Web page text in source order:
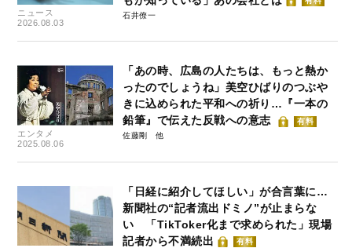
ニュース
2026.08.03
石井僚一
エンタメ
2025.08.06
「あの時、広島の人たちは、もっと熱か
ったのでしょうね」美空ひばりのつぶや
きに込められた平和への祈り…『一本の
鉛筆』で伝えた反戦への意志
有料
佐藤剛
「日経に紹介してほしい」が合言葉に…
新聞社の“記者流出ドミノ”が止まらな
い 「TikToker化まで求められた」現場
記者から不満続出
有料